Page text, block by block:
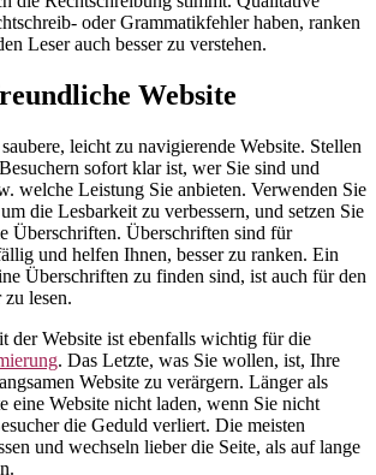
oder Grammatikfehler haben, ranken
Leser auch besser zu verstehen.
Website
leicht zu navigierende Website. Stellen
sofort klar ist, wer Sie sind und
welche Leistung Sie anbieten. Verwenden Sie
die Lesbarkeit zu verbessern, und setzen Sie
Überschriften. Überschriften sind für
und helfen Ihnen, besser zu ranken. Ein
Überschriften zu finden sind, ist auch für den
lesen.
der Website ist ebenfalls wichtig für die
. Das Letzte, was Sie wollen, ist, Ihre
Website zu verärgern. Länger als
eine Website nicht laden, wenn Sie nicht
die Geduld verliert. Die meisten
und wechseln lieber die Seite, als auf lange